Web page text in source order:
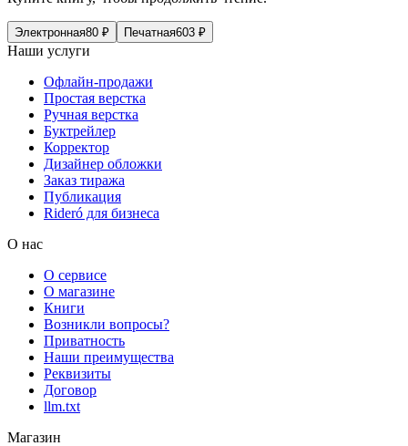
Электронная80 ₽ Печатная603 ₽
Наши услуги
Офлайн-продажи
Простая верстка
Ручная верстка
Буктрейлер
Корректор
Дизайнер обложки
Заказ тиража
Публикация
Rideró для бизнеса
О нас
О сервисе
О магазине
Книги
Возникли вопросы?
Приватность
Наши преимущества
Реквизиты
Договор
llm.txt
Магазин